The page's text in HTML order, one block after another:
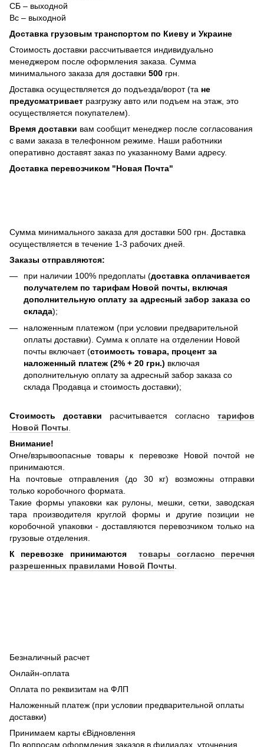
СБ – выходной
Вс – выходной
Доставка грузовым транспортом по Киеву и Украине
Стоимость доставки рассчитывается индивидуально
менеджером после оформления заказа. Сумма
минимального заказа для доставки 500 грн.
Доставка осуществляется до подъезда/ворот (та не
предусматривает разгрузку авто или подъем на этаж, это
осуществляется покупателем).
Время доставки вам сообщит менеджер после согласования
с вами заказа в телефонном режиме. Наши работники
оперативно доставят заказ по указанному Вами адресу.
Доставка перевозчиком "Новая Почта"
Сумма минимального заказа для доставки 500 грн. Доставка
осуществляется в течение 1-3 рабочих дней.
Заказы отправляются:
при наличии 100% предоплаты (доставка оплачивается
получателем по тарифам Новой почты, включая
дополнительную оплату за адресный забор заказа со
склада);
наложенным платежом (при условии предварительной
оплаты доставки). Сумма к оплате на отделении Новой
почты включает (стоимость товара, процент за
наложенный платеж (2% + 20 грн.) включая
дополнительную оплату за адресный забор заказа со
склада Продавца и стоимость доставки);
Стоимость доставки расчитывается согласно тарифов
Новой Почты
Внимание!
Огне/взрывоопасные товары к перевозке Новой почтой не
принимаются.
На почтовые отправления (до 30 кг) возможны отправки
только коробочного формата.
Такие формы упаковки как рулоны, мешки, сетки, заводская
тара производителя круглой формы и другие позиции не
коробочной упаковки - доставляются перевозчиком только на
грузовые отделения.
К перевозке принимаютсятовары согласно перечня
разрешенных правилами Новой Почты
Безналичный расчет
Онлайн-оплата
Оплата по реквизитам на ФЛП
Наложенный платеж (при условии предварительной оплаты
доставки)
Принимаем карты єВідновлення
По вопросам оформления заказов в филиалах, уточнения